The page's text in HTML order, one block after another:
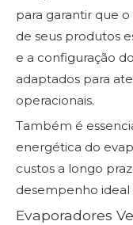
para garantir que
de seus produtos
e a configuração
adaptados para
operacionais.
Também é
energética do
custos a longo
desempenho
Evaporadores